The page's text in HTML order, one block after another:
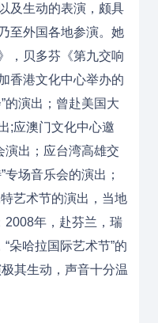
及生动的表演，颇具
至外国各地参演。她
， 贝多芬 《第九交响
香港文化中心举办的
的演出；曾赴美国大
;应澳门文化中心邀
演出；应台湾高雄交
专场音乐会的演出；
艺术节的演出，当地
2008年，赴芬兰，瑞
朵哈拉国际艺术节”的
其生动，声音十分温